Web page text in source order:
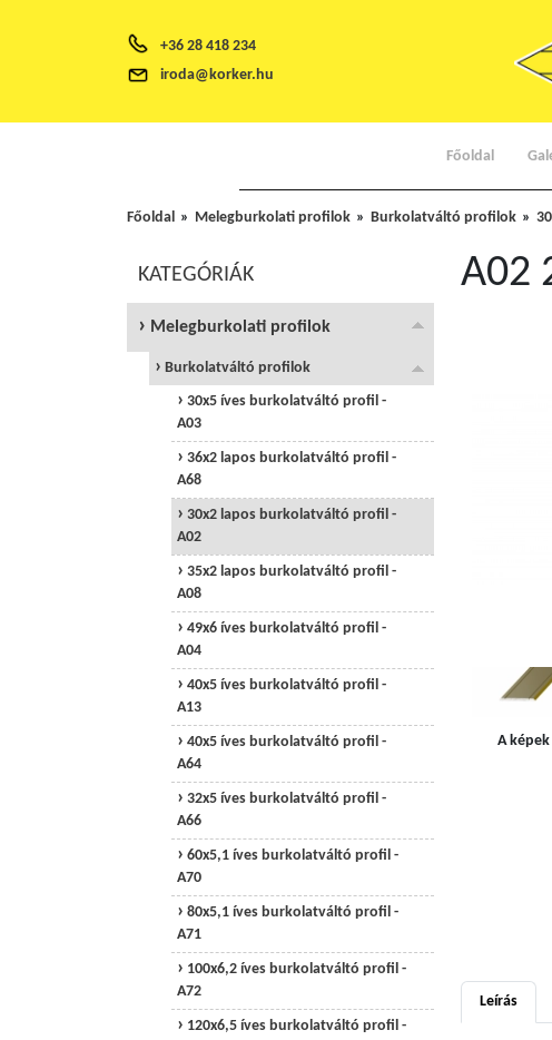
+36 28 418 234
iroda@korker.hu
Főoldal
Főoldal Melegburkolati profilok Burkolatváltó profilok
KATEGÓRIÁK
Melegburkolati profilok
Burkolatváltó profilok
30x5 íves burkolatváltó profil -
A03
36x2 lapos burkolatváltó profil -
A68
30x2 lapos burkolatváltó profil -
A02
35x2 lapos burkolatváltó profil -
A08
49x6 íves burkolatváltó profil -
A04
40x5 íves burkolatváltó profil -
A13
40x5 íves burkolatváltó profil -
A64
32x5 íves burkolatváltó profil -
A66
60x5,1 íves burkolatváltó profil -
A70
80x5,1 íves burkolatváltó profil -
A71
100x6,2 íves burkolatváltó profil -
A72
120x6,5 íves burkolatváltó profil -
A02
A
Leírás